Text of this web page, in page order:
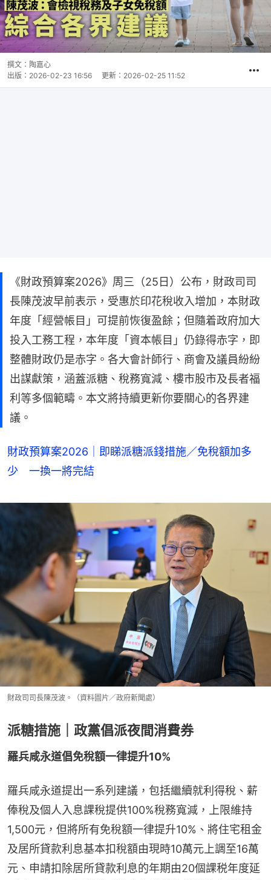
撰文： 陶嘉心
出版： 2026-02-23 16:56 更新： 2026-02-25 11:52
《財政預算案2026》周三（25日）公布，財政司司
長陳茂波早前表示，受惠於印花稅收入增加，本財政
年度「經營帳目」可提前恢復盈餘；但隨着政府加大
投入工務工程，本年度「資本帳目」仍錄得赤字，即
整體財政仍是赤字。各大會計師行、商會及議員紛紛
出謀獻策，涵蓋派糖、稅務寬減、樓市股市及長者福
利等多個範疇。本文將持續更新你要關心的各界建
議。
財政預算案2026｜即睇派糖派錢措施／免稅額加多
少 一換一將完結
財政司司長陳茂波。（資料圖片／政府新聞處）
派糖措施｜政黨倡派夜間消費券
羅兵咸永道倡免稅額一律提升10%
羅兵咸永道提出一系列建議，包括繼續就利得稅、薪
俸稅及個人入息課稅提供100%稅務寬減，上限維持
1,500元，但將所有免稅額一律提升10%、將住宅租金
及居所貸款利息基本扣稅額由現時10萬元上調至16萬
元、申請扣除居所貸款利息的年期由20個課税年度延